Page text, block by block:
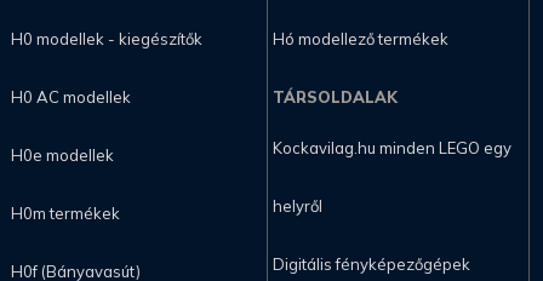
H0 modellek - kiegészítők
H0 AC modellek
H0e modellek
H0m termékek
H0f (Bányavasút)
Hó modellező termékek
TÁRSOLDALAK
Kockavilag.hu minden LEGO egy
helyről
Digitális fényképezőgépek